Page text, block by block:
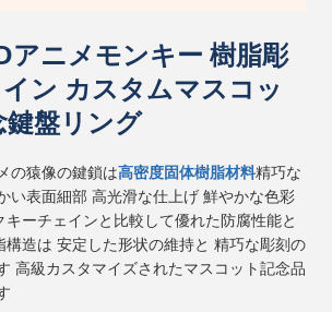
アニメモンキー 樹脂彫
ン カスタムマスコッ
鍵盤リング
の猿像の鍵鎖は高密度固体樹脂材料精巧な
い表面細部 高光滑な仕上げ 鮮やかな色彩
ーチェインと比較して優れた防腐性能と
構造は 安定した形状の維持と 精巧な彫刻の
高級カスタマイズされたマスコット記念品